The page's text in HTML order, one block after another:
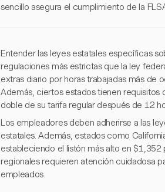
sencillo asegura el cumplimiento de la
Entender las leyes estatales específicas
regulaciones más estrictas que la ley
extras diario por horas trabajadas más de
Además, ciertos estados tienen
doble de su tarifa regular después de 12
Los empleadores deben adherirse a las
estatales. Además, estados como
estableciendo el listón más alto en
regionales requieren atención cuidadosa
empleados.